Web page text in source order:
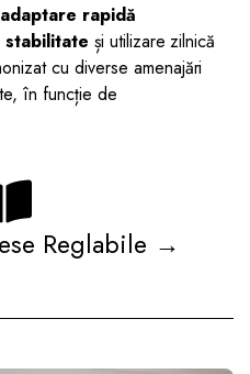
adaptare rapidă
stabilitate și utilizare zilnică
cu diverse amenajări
în funcție de
Reglabile →